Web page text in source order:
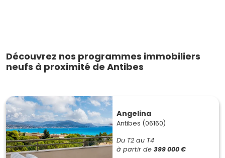
Découvrez nos programmes immobiliers
neufs à proximité de Antibes
Angelina
Antibes (06160)
Du T2 au T4
à partir de 399 000 €